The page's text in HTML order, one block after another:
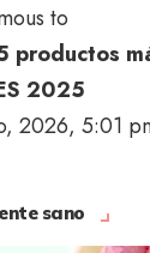
to
productos
2025
2026, 5:01
sano